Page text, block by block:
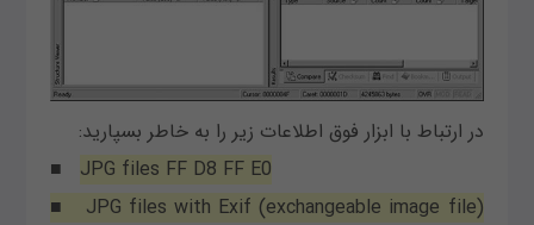
در ارتباط با ابزار فوق اطلاعات زیر را به خاطر بسپارید:
■ JPG files FF D8 FF E0
■ JPG files with Exif (exchangeable image file)